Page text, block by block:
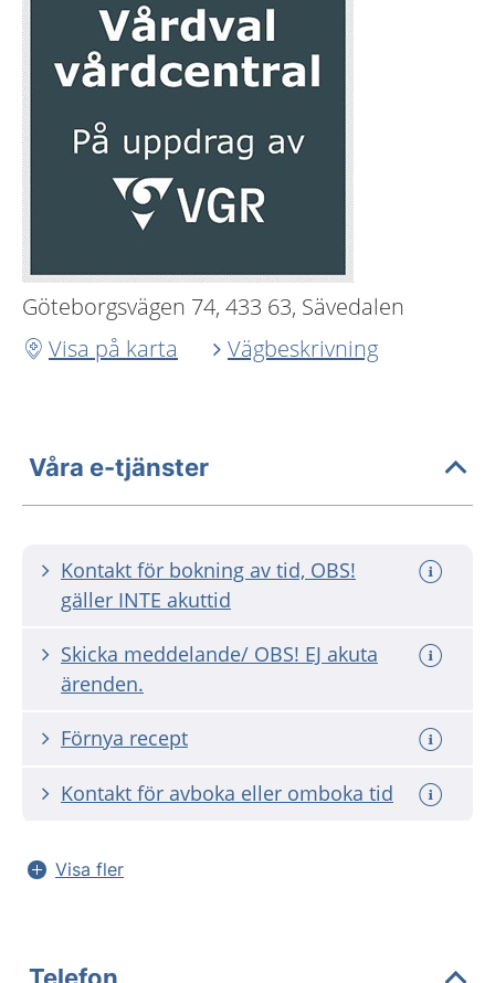
Göteborgsvägen 74, 433 63, Sävedalen
Visa på karta
Vägbeskrivning
Våra e-tjänster
Kontakt för bokning av tid, OBS!
gäller INTE akuttid
Skicka meddelande/ OBS! EJ akuta
ärenden.
Förnya recept
Kontakt för avboka eller omboka tid
Visa fler
Telefon